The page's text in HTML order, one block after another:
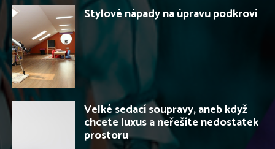
Stylové nápady na úpravu podkroví
Velké sedací soupravy, aneb když
chcete luxus a neřešíte nedostatek
prostoru